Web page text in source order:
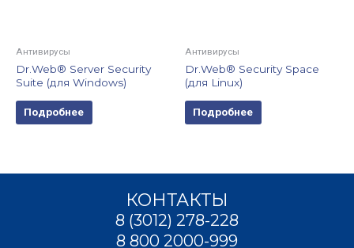
Антивирусы
Dr.Web® Server Security
Suite (для Windows)
Подробнее
Антивирусы
Dr.Web® Security Space
(для Linux)
Подробнее
КОНТАКТЫ
8 (3012) 278-228
8 800 2000-999